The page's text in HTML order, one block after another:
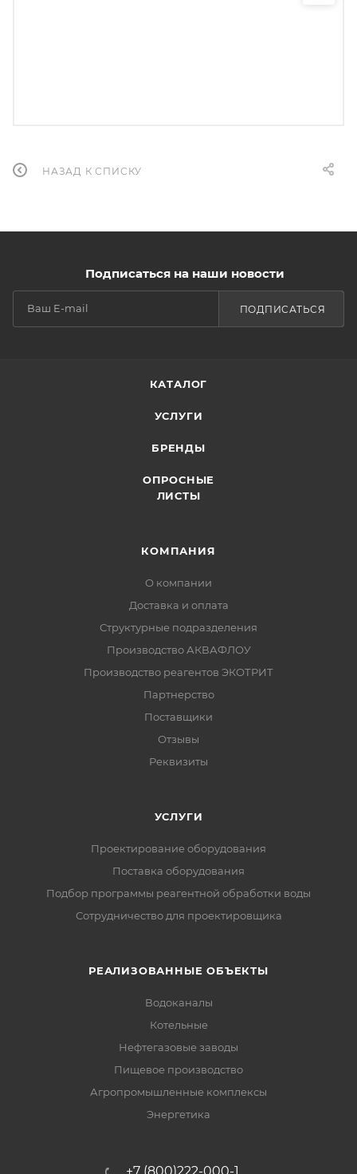
НАЗАД К СПИСКУ
Подписаться на наши новости
ПОДПИСАТЬСЯ
КАТАЛОГ
УСЛУГИ
БРЕНДЫ
ОПРОСНЫЕ
ЛИСТЫ
КОМПАНИЯ
О компании
Доставка и оплата
Структурные подразделения
Производство АКВАФЛОУ
Производство реагентов ЭКОТРИТ
Партнерство
Поставщики
Отзывы
Реквизиты
УСЛУГИ
Проектирование оборудования
Поставка оборудования
Подбор программы реагентной обработки воды
Сотрудничество для проектировщика
РЕАЛИЗОВАННЫЕ ОБЪЕКТЫ
Водоканалы
Котельные
Нефтегазовые заводы
Пищевое производство
Агропромышленные комплексы
Энергетика